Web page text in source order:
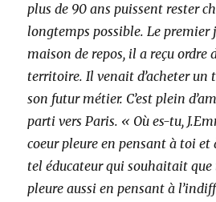
plus de 90 ans puissent rester
longtemps possible. Le premier
maison de repos, il a reçu ordre
territoire. Il venait d’acheter un
son futur métier. C’est plein
parti vers Paris. « Où es-tu,
coeur pleure en pensant à toi et
tel éducateur qui souhaitait que
pleure aussi en pensant à